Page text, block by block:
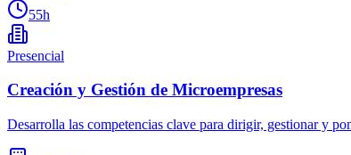
55h
Presencial
Creación y Gestión de Microempresas
Desarrolla las competencias clave para dirigir, gestionar y